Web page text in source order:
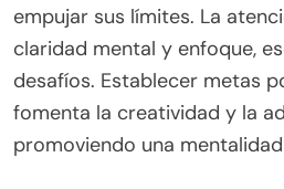
conduce a mejores
competitivos. Esta
emociones puede
oportunidades de
última instancia a los atletas